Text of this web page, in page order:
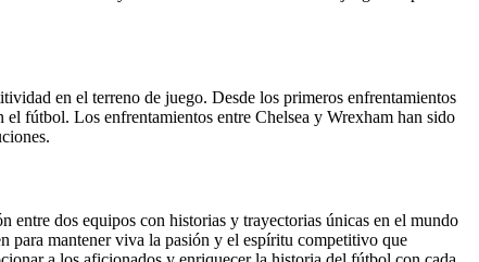
en el terreno de juego. Desde los primeros enfrentamientos
fútbol. Los enfrentamientos entre Chelsea y Wrexham han sido
entre dos equipos con historias y trayectorias únicas en el mundo
para mantener viva la pasión y el espíritu competitivo que